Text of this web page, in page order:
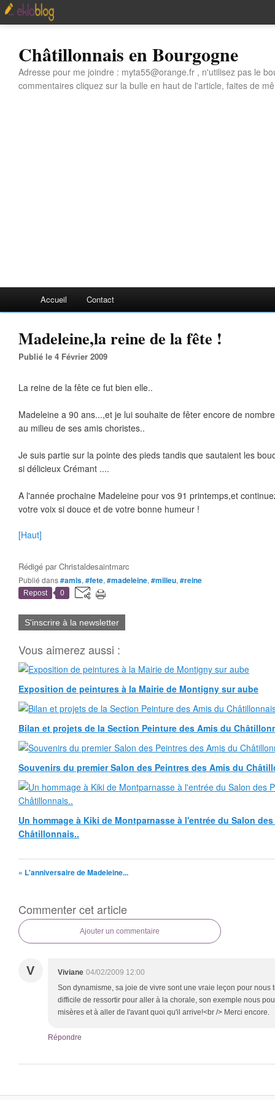
Châtillonnais en Bourgogne
Adresse pour me joindre : myta55@orange.fr , n'utilisez pas le
commentaires cliquez sur la bulle en haut de l'article, faites de
Accueil Contact
Madeleine,la reine de la fête !
Publié le 4 Février 2009
La reine de la fête ce fut bien elle..
Madeleine a 90 ans...,et je lui souhaite de fêter encore de
au milieu de ses amis choristes..
Je suis partie sur la pointe des pieds tandis que sautaient les
si délicieux Crémant ....
A l'année prochaine Madeleine pour vos 91 printemps,et
votre voix si douce et de votre bonne humeur !
[Haut]
Rédigé parChristaldesaintmarc
Publié dans#amis, #fete, #madeleine, #milieu, #reine
Repost 0
S'inscrire à la newsletter
Vous aimerez aussi :
Exposition de peintures à la Mairie de Montigny sur aube
Bilan et projets de la Section Peinture des Amis du
Souvenirs du premier Salon des Peintres des Amis du
Un hommage à Kiki de Montparnasse à l'entrée du Salon
Châtillonnais..
« L'anniversaire de Madeleine...
Commenter cet article
Ajouter un commentaire
V Viviane 04/02/2009 12:00
Son dynamisme, sa joie de vivre sont une vraie leçon pour nous
difficile de ressortir pour aller à la chorale, son exemple nous
misères et à aller de l'avant quoi qu'il arrive!<br /> Merci encore.
Répondre